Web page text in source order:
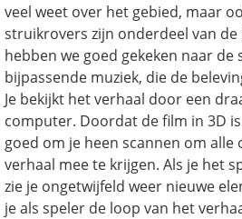
veel weet over het gebied, maar
struikrovers zijn onderdeel van
hebben we goed gekeken naar de
bijpassende muziek, die de
Je bekijkt het verhaal door een
computer. Doordat de film in 3D
goed om je heen scannen om
verhaal mee te krijgen. Als je het
zie je ongetwijfeld weer nieuwe
je als speler de loop van het